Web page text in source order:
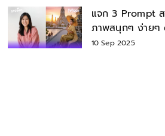
แจก 3 Prompt สร้าง
ภาพสนุกๆ ง่ายๆ ด้วย
Nano Banana ใน
10 Sep 2025